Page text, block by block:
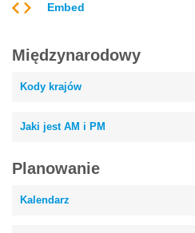
Embed
Międzynarodowy
Kody krajów
Jaki jest AM i PM
Planowanie
Kalendarz